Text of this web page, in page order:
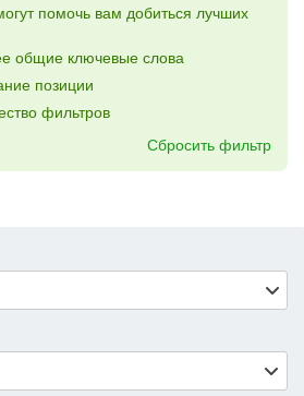
помочь вам добиться лучших
общие ключевые слова
позиции
фильтров
Сбросить фильтр